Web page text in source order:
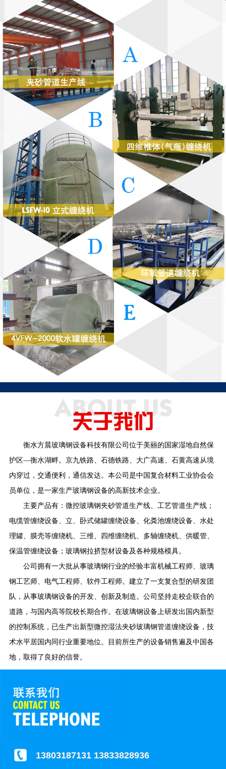
衡水方晨玻璃钢设备科技有限公司位于美丽的国家湿地自然保
护区—衡水湖畔。京九铁路、石德铁路、大广高速、石黄高速从境
内穿过，交通便利，通信发达。本公司是中国复合材料工业协会会
员单位，是一家生产玻璃钢设备的高新技术企业。
主要产品有：微控玻璃钢夹砂管道生产线、工艺管道生产线；
电缆管缠绕设备、立、卧式储罐缠绕设备、化粪池缠绕设备、水处
理罐、膜壳等缠绕机、三维、四维缠绕机、多轴缠绕机、供暖管、
保温管缠绕设备；玻璃钢拉挤型材设备及各种规格模具。
公司拥有一大批从事玻璃钢行业的经验丰富机械工程师、玻璃
钢工艺师、电气工程师、软件工程师。建立了一支复合型的研发团
队，从事玻璃钢设备的开发、创新及制造。公司坚持走校企联合的
道路，与国内高等院校长期合作。在玻璃钢设备上研发出国内新型
的控制系统，已生产出新型微控湿法夹砂玻璃钢管道缠绕设备，技
术水平居国内同行业重要地位。目前所生产的设备销售遍及中国各
地，取得了良好的信誉。
13803187131 13833828936